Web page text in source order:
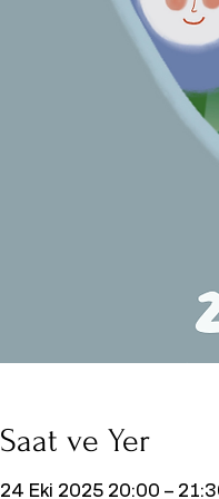
Saat ve Yer
24 Eki 2025 20:00 –